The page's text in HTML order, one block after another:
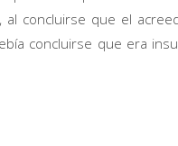
concluirse que el
concluirse que era